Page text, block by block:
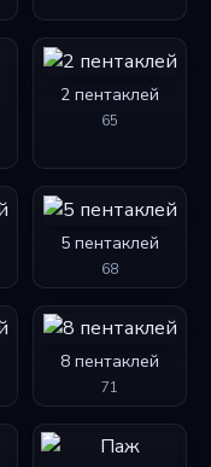
2 пентаклей
65
5 пентаклей
68
8 пентаклей
71